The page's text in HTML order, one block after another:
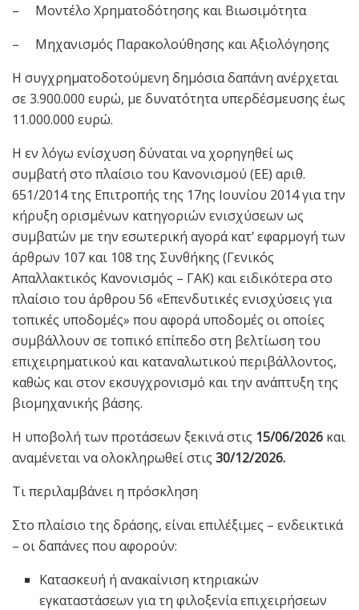
– Μοντέλο Χρηματοδότησης και Βιωσιμότητα
– Μηχανισμός Παρακολούθησης και Αξιολόγησης
Η συγχρηματοδοτούμενη δημόσια δαπάνη ανέρχεται
σε 3.900.000 ευρώ, με δυνατότητα υπερδέσμευσης έως
11.000.000 ευρώ.
Η εν λόγω ενίσχυση δύναται να χορηγηθεί ως
συμβατή στο πλαίσιο του Κανονισμού (ΕΕ) αριθ.
651/2014 της Επιτροπής της 17ης Ιουνίου 2014 για την
κήρυξη ορισμένων κατηγοριών ενισχύσεων ως
συμβατών με την εσωτερική αγορά κατ’ εφαρμογή των
άρθρων 107 και 108 της Συνθήκης (Γενικός
Απαλλακτικός Κανονισμός – ΓΑΚ) και ειδικότερα στο
πλαίσιο του άρθρου 56 «Επενδυτικές ενισχύσεις για
τοπικές υποδομές» που αφορά υποδομές οι οποίες
συμβάλλουν σε τοπικό επίπεδο στη βελτίωση του
επιχειρηματικού και καταναλωτικού περιβάλλοντος,
καθώς και στον εκσυγχρονισμό και την ανάπτυξη της
βιομηχανικής βάσης.
Η υποβολή των προτάσεων ξεκινά στις 15/06/2026 και
αναμένεται να ολοκληρωθεί στις 30/12/2026.
Τι περιλαμβάνει η πρόσκληση
Στο πλαίσιο της δράσης, είναι επιλέξιμες – ενδεικτικά
– οι δαπάνες που αφορούν:
Κατασκευή ή ανακαίνιση κτηριακών
εγκαταστάσεων για τη φιλοξενία επιχειρήσεων